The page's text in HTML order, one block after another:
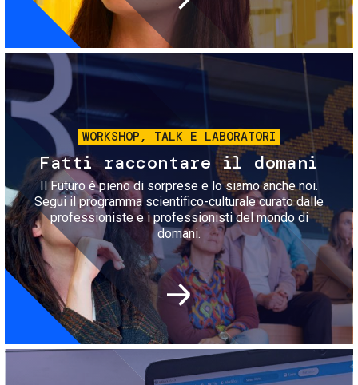
Immagine
WORKSHOP, TALK E LABORATORI
Fatti raccontare il domani
Il Futuro è pieno di sorprese e lo siamo anche noi.
Segui il programma scientifico-culturale curato dalle
professioniste e i professionisti del mondo di
domani.
Immagine